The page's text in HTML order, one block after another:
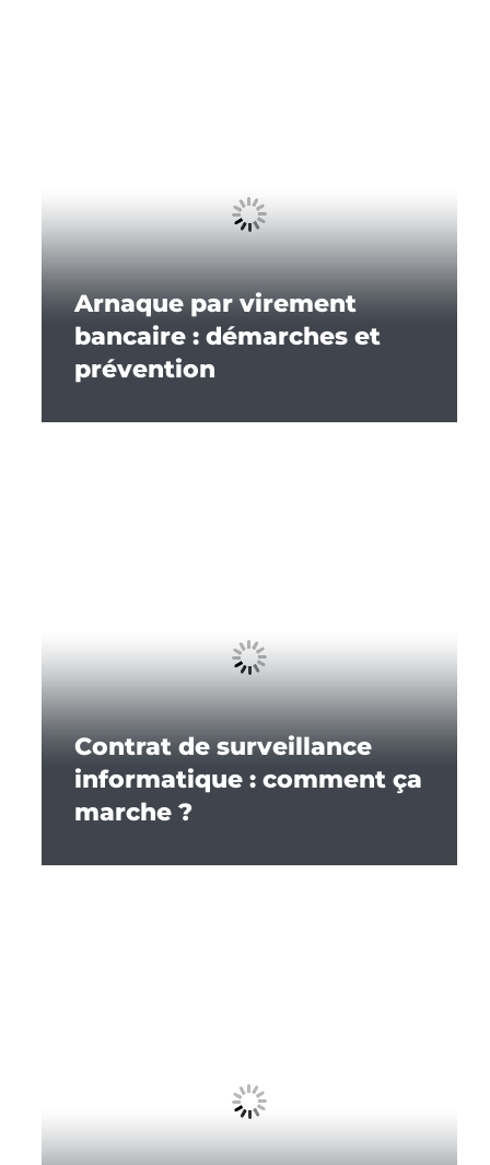
Arnaque par virement
bancaire : démarches et
prévention
Contrat de surveillance
informatique : comment ça
marche ?